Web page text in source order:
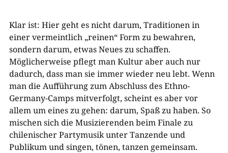
Klar ist: Hier geht es nicht darum, Traditionen in
einer vermeintlich „reinen“ Form zu bewahren,
sondern darum, etwas Neues zu schaffen.
Möglicherweise pflegt man Kultur aber auch nur
dadurch, dass man sie immer wieder neu lebt. Wenn
man die Aufführung zum Abschluss des Ethno-
Germany-Camps mitverfolgt, scheint es aber vor
allem um eines zu gehen: darum, Spaß zu haben. So
mischen sich die Musizierenden beim Finale zu
chilenischer Partymusik unter Tanzende und
Publikum und singen, tönen, tanzen gemeinsam.